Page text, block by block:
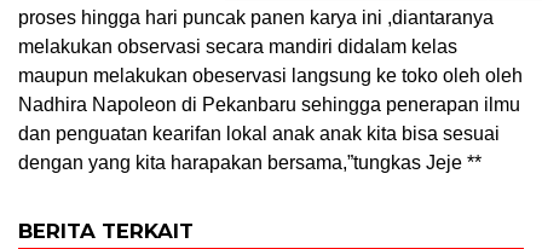
proses hingga hari puncak panen karya ini ,diantaranya
melakukan observasi secara mandiri didalam kelas
maupun melakukan obeservasi langsung ke toko oleh oleh
Nadhira Napoleon di Pekanbaru sehingga penerapan ilmu
dan penguatan kearifan lokal anak anak kita bisa sesuai
dengan yang kita harapakan bersama,”tungkas Jeje **
BERITA TERKAIT